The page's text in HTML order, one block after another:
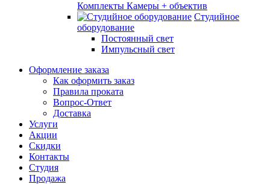
Комплекты Камеры + объектив
Студийное
оборудование
Постоянный свет
Импульсный свет
Оформление заказа
Как оформить заказ
Правила проката
Вопрос-Ответ
Доставка
Услуги
Акции
Скидки
Контакты
Студия
Продажа